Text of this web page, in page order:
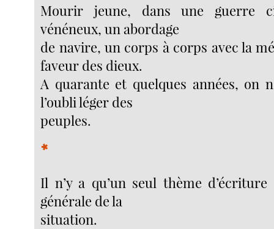
Mourir jeune, dans une guerre
vénéneux, un abordage
de navire, un corps à corps avec la
faveur des dieux.
A quarante et quelques années, on
l’oubli léger des
peuples.
*
Il n’y a qu’un seul thème
générale de la
situation.